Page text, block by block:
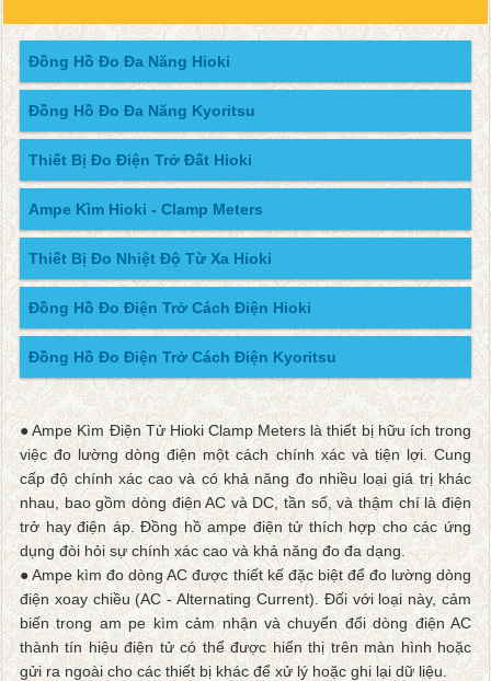
Đồng Hồ Đo Đa Năng Hioki
Đồng Hồ Đo Đa Năng Kyoritsu
Thiết Bị Đo Điện Trở Đất Hioki
Ampe Kìm Hioki - Clamp Meters
Thiết Bị Đo Nhiệt Độ Từ Xa Hioki
Đồng Hồ Đo Điện Trở Cách Điện Hioki
Đồng Hồ Đo Điện Trở Cách Điện Kyoritsu
● Ampe Kìm Điện Tử Hioki Clamp Meters là thiết bị hữu ích trong
việc đo lường dòng điện một cách chính xác và tiện lợi. Cung
cấp độ chính xác cao và có khả năng đo nhiều loại giá trị khác
nhau, bao gồm dòng điện AC và DC, tần số, và thậm chí là điện
trở hay điện áp. Đồng hồ ampe điện tử thích hợp cho các ứng
dụng đòi hỏi sự chính xác cao và khả năng đo đa dạng.
● Ampe kìm đo dòng AC được thiết kế đặc biệt để đo lường dòng
điện xoay chiều (AC - Alternating Current). Đối với loại này, cảm
biến trong am pe kìm cảm nhận và chuyển đổi dòng điện AC
thành tín hiệu điện tử có thể được hiển thị trên màn hình hoặc
gửi ra ngoài cho các thiết bị khác để xử lý hoặc ghi lại dữ liệu.